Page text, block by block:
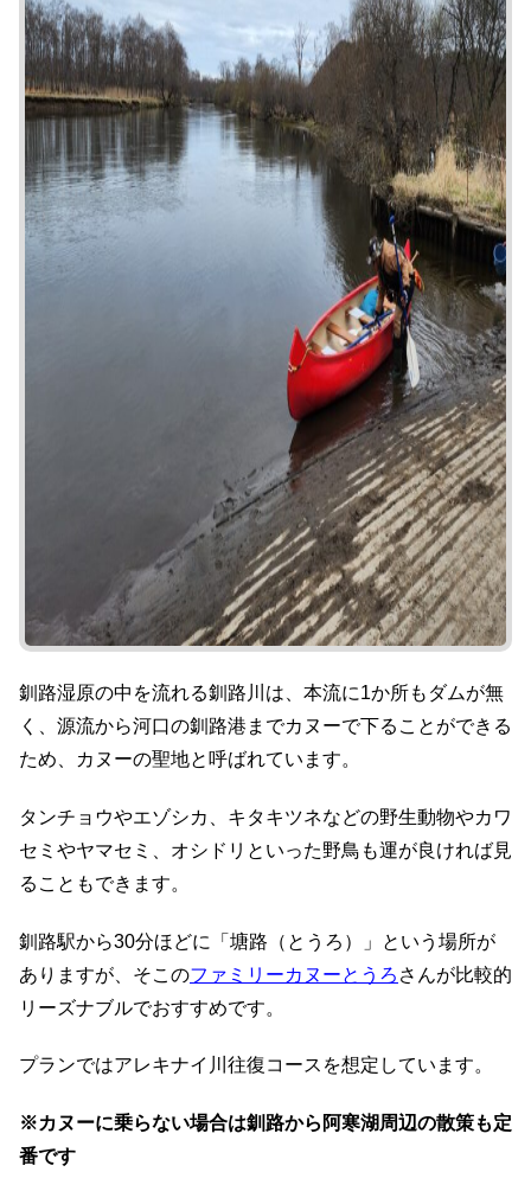
釧路湿原の中を流れる釧路川は、本流に1か所もダムが無
く、源流から河口の釧路港までカヌーで下ることができる
ため、カヌーの聖地と呼ばれています。
タンチョウやエゾシカ、キタキツネなどの野生動物やカワ
セミやヤマセミ、オシドリといった野鳥も運が良ければ見
ることもできます。
釧路駅から30分ほどに「塘路（とうろ）」という場所が
ありますが、そこのファミリーカヌーとうろ さんが比較的
リーズナブルでおすすめです。
プランではアレキナイ川往復コースを想定しています。
※カヌーに乗らない場合は釧路から阿寒湖周辺の散策も定
番です